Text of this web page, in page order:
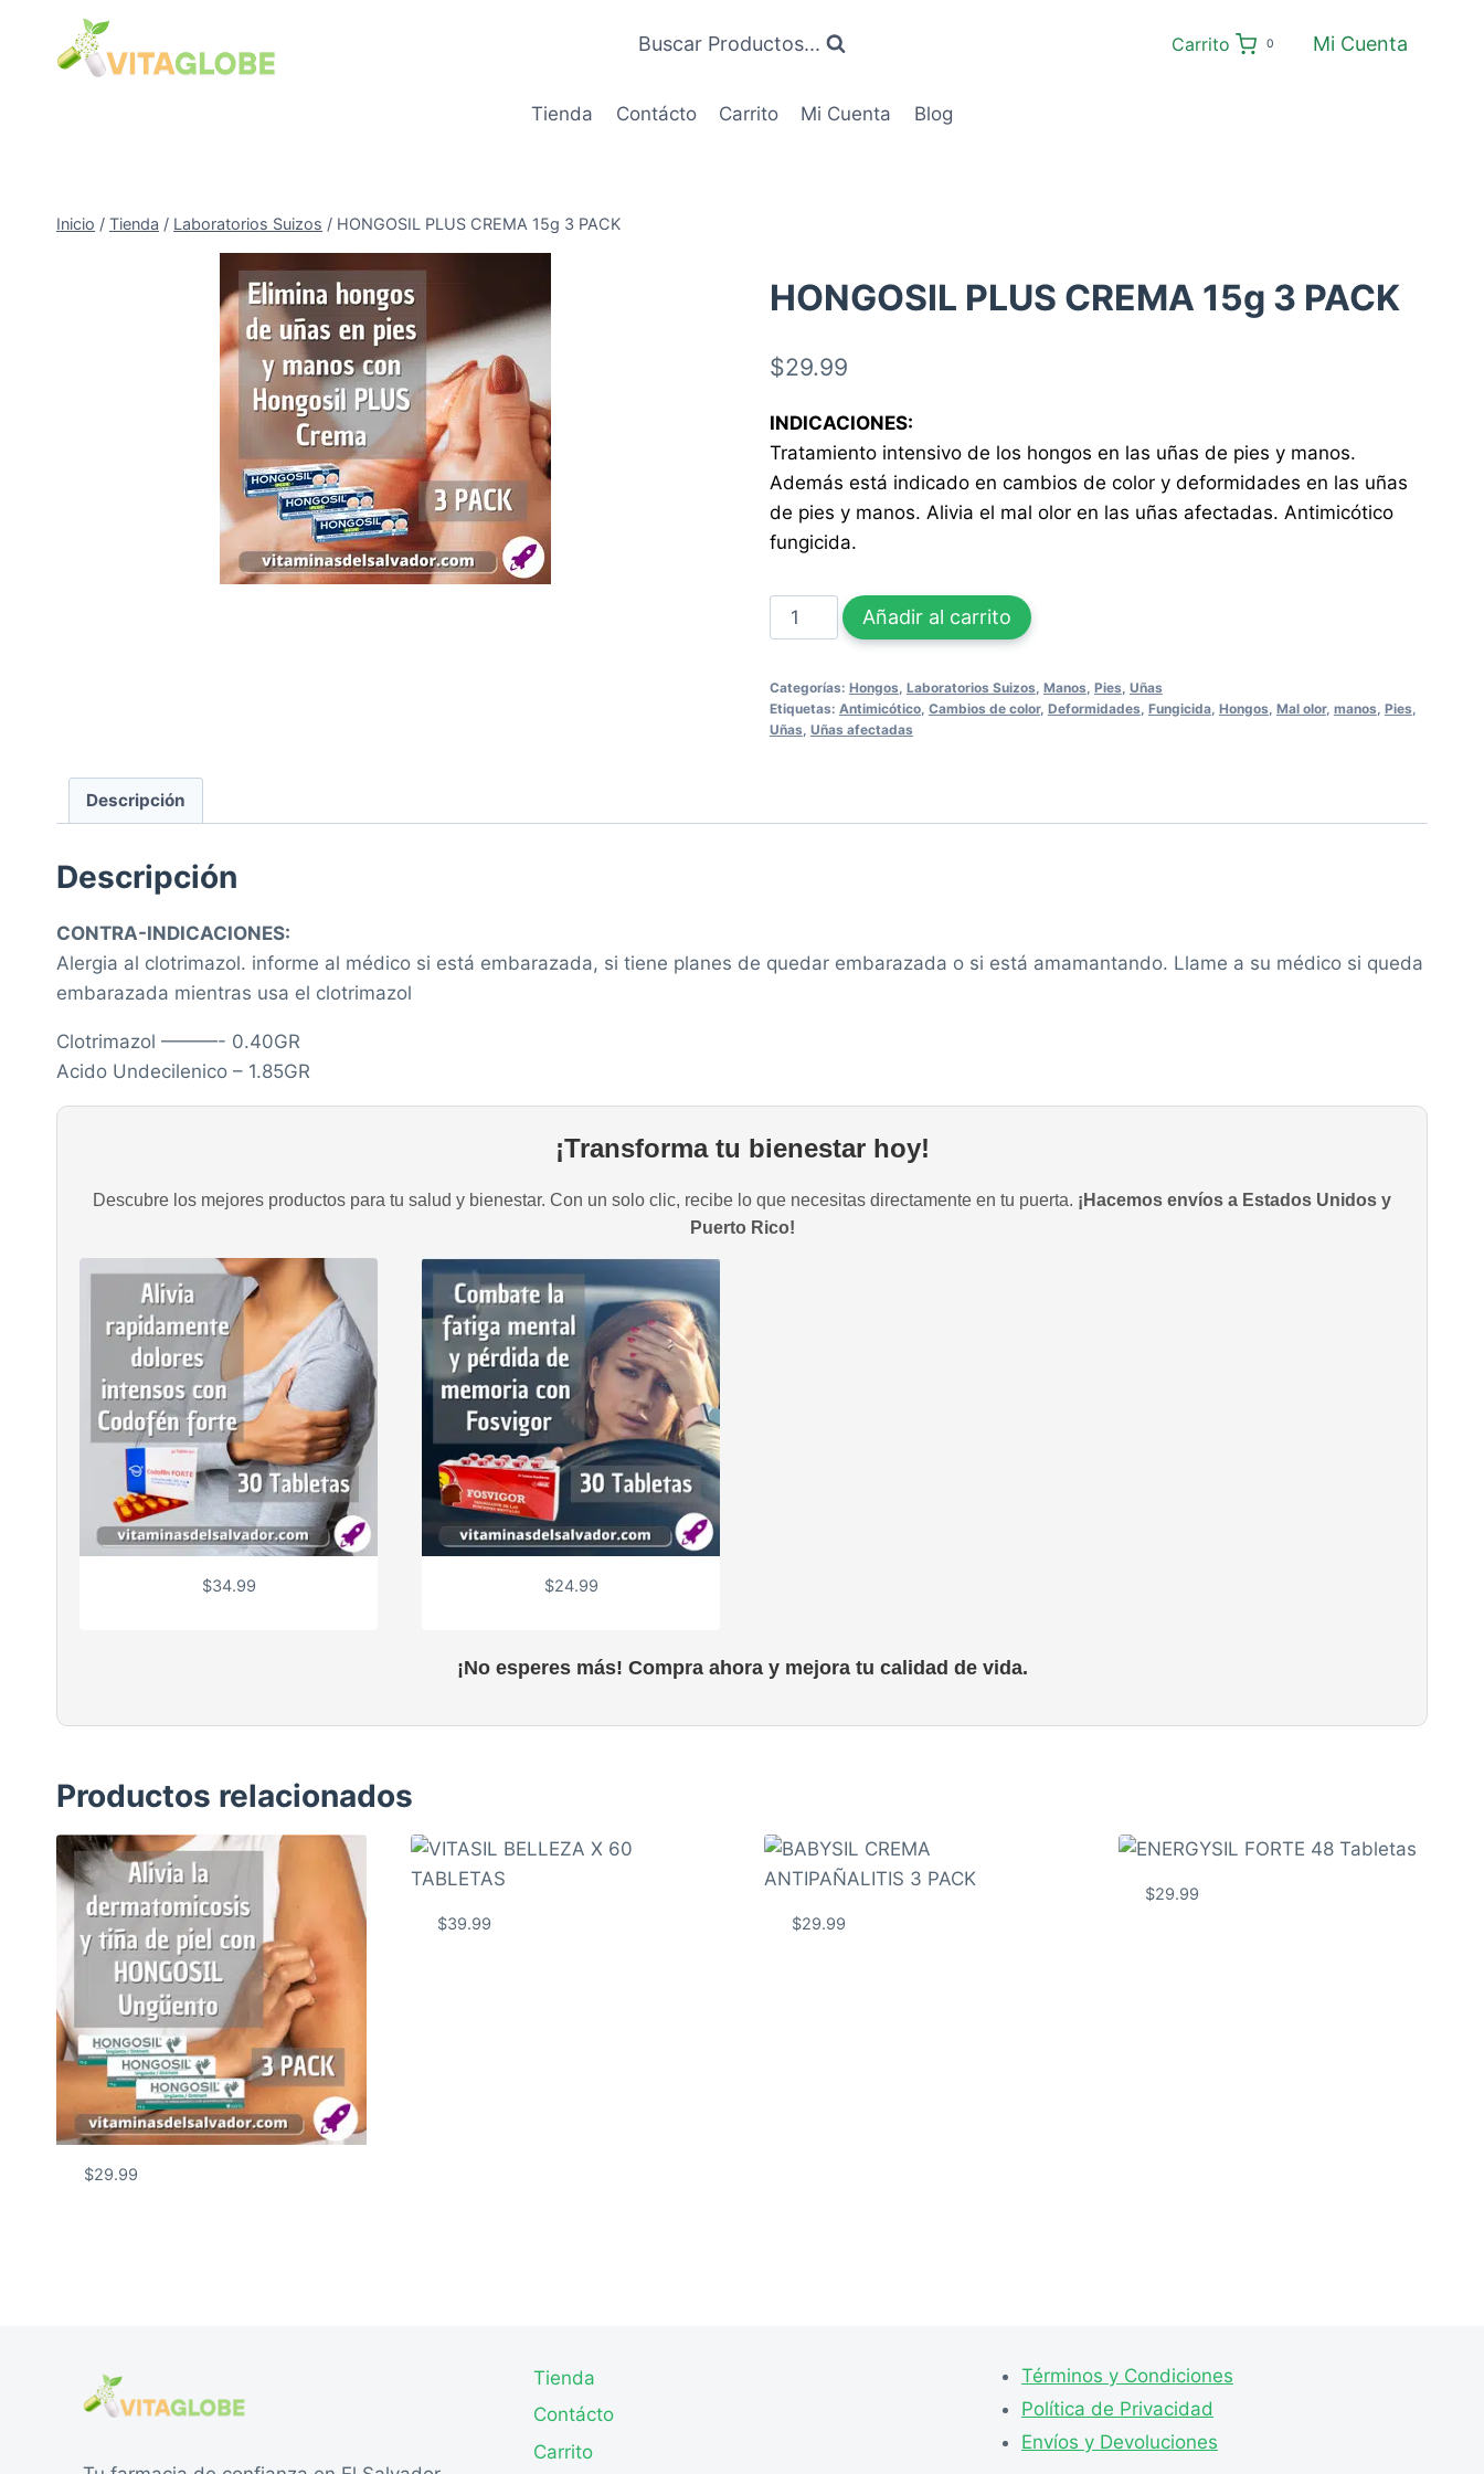
Contenido
Buscar Productos... Carrito 0 Mi Cuenta
Tienda Contácto Carrito Mi Cuenta Blog
Inicio / Tienda / Laboratorios Suizos / HONGOSIL PLUS CREMA 15g 3 PACK
HONGOSIL PLUS CREMA 15g 3 PACK
$29.99
INDICACIONES:
Tratamiento intensivo de los hongos en las uñas de pies y manos.
Además está indicado en cambios de color y deformidades en las uñas
de pies y manos. Alivia el mal olor en las uñas afectadas. Antimicótico
fungicida.
HONGOSIL
PLUS
15g
3
Añadir al carrito
Categorías: Hongos, Laboratorios Suizos, Manos, Pies, Uñas
Etiquetas: Antimicótico, Cambios de color, Deformidades, Fungicida, Hongos, Mal olor, manos, Pies,
Uñas, Uñas afectadas
Descripción
Descripción
CONTRA-INDICACIONES:
Alergia al clotrimazol. informe al médico si está embarazada, si tiene planes de quedar embarazada o si está amamantando. Llame a su médico si queda
embarazada mientras usa el clotrimazol
Clotrimazol ———- 0.40GR
Acido Undecilenico – 1.85GR
¡Transforma tu bienestar hoy!
Descubre los mejores productos para tu salud y bienestar. Con un solo clic, recibe lo que necesitas directamente en tu puerta. ¡Hacemos envíos a Estados Unidos y
Puerto Rico!
$34.99 $24.99
¡No esperes más! Compra ahora y mejora tu calidad de vida.
Productos relacionados
$29.99
$39.99 $29.99
$29.99
Tienda
Contácto
Carrito
Términos y Condiciones
Política de Privacidad
Envíos y Devoluciones